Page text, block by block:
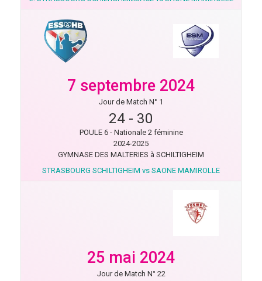
7 septembre 2024
Jour de Match N° 1
24 - 30
POULE 6 - Nationale 2 féminine
2024-2025
GYMNASE DES MALTERIES à SCHILTIGHEIM
STRASBOURG SCHILTIGHEIM vs SAONE MAMIROLLE
25 mai 2024
Jour de Match N° 22